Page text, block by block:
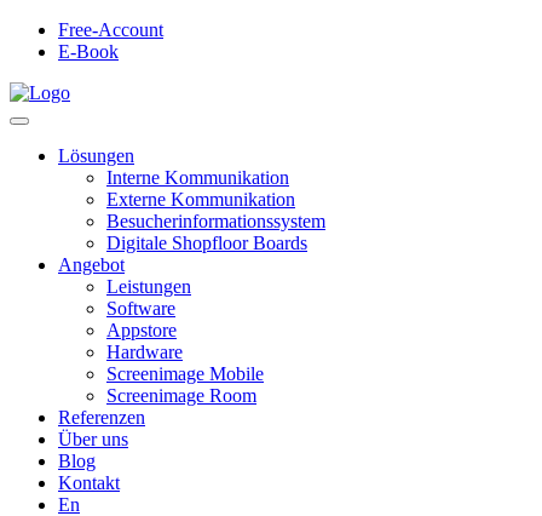
Free-Account
E-Book
Lösungen
Interne Kommunikation
Externe Kommunikation
Besucherinformationssystem
Digitale Shopfloor Boards
Angebot
Leistungen
Software
Appstore
Hardware
Screenimage Mobile
Screenimage Room
Referenzen
Über uns
Blog
Kontakt
En